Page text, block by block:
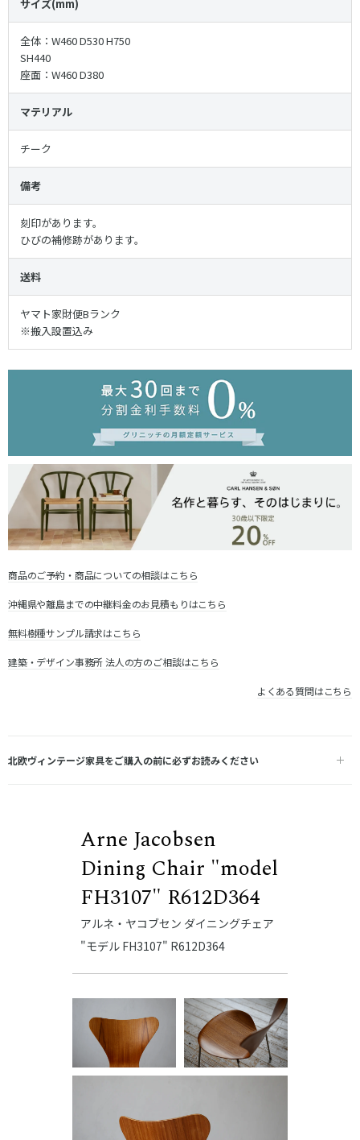
サイズ(mm)
全体：W460 D530 H750
SH440
座面：W460 D380
マテリアル
チーク
備考
刻印があります。
ひびの補修跡があります。
送料
ヤマト家財便Bランク
※搬入設置込み
商品のご予約・商品についての相談はこちら
沖縄県や離島までの中継料金のお見積もりはこちら
無料樹種サンプル請求はこちら
建築・デザイン事務所 法人の方のご相談はこちら
よくある質問はこちら
北欧ヴィンテージ家具をご購入の前に必ずお読みください
Arne Jacobsen
Dining Chair "model
FH3107" R612D364
アルネ・ヤコブセン ダイニングチェア
"モデル FH3107" R612D364